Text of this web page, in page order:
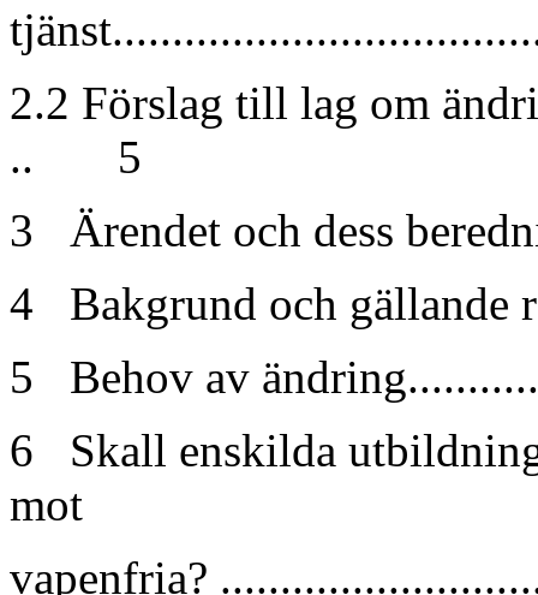
2.2 Förslag till lag om
.. 5
3 Ärendet och dess
4 Bakgrund och gällande
5 Behov av
6 Skall enskilda
mot
vapenfria?